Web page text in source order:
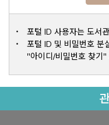
포털 ID 사용자는 도서
포털 ID 및 비밀번호 분
"아이디/비밀번호 찾기